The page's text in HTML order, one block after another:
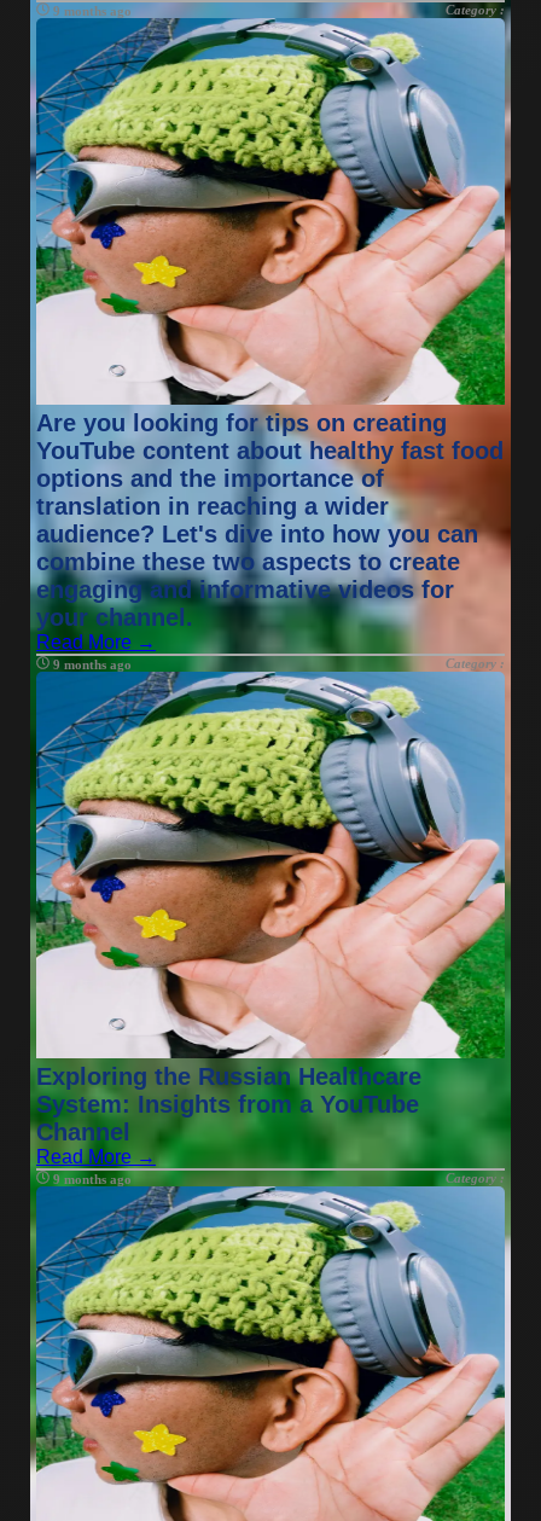
9 months ago Category :
Are you looking for tips on creating
YouTube content about healthy fast food
options and the importance of
translation in reaching a wider
audience? Let's dive into how you can
combine these two aspects to create
engaging and informative videos for
your channel.
Read More →
9 months ago Category :
Exploring the Russian Healthcare
System: Insights from a YouTube
Channel
Read More →
9 months ago Category :